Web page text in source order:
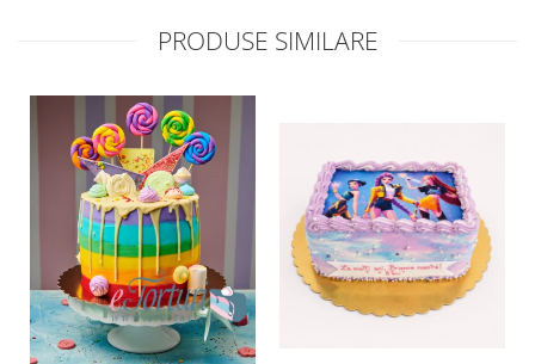
PRODUSE SIMILARE